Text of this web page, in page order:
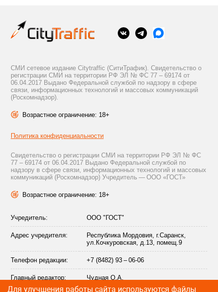
СМИ сетевое издание Citytraffic (СитиТрафик). Свидетельство о
регистрации СМИ на территории РФ ЭЛ № ФС 77 – 69174 от
06.04.2017 Выдано Федеральной службой по надзору в сфере
связи, информационных технологий и массовых коммуникаций
(Роскомнадзор).
Возрастное ограничение: 18+
Политика конфиденциальности
Свидетельство о регистрации СМИ на территории РФ ЭЛ № ФС
77 – 69174 от 06.04.2017 Выдано Федеральной службой по
надзору в сфере связи, информационных технологий и массовых
коммуникаций (Роскомнадзор) Учредитель — ООО «ГОСТ»
Возрастное ограничение: 18+
Учредитель: ООО "ГОСТ"
Адрес учредителя:
Республика Мордовия, г.Саранск,
ул.Кочкуровская, д.13, помещ.9
Телефон редакции: +7 (8482) 93 – 06-06
Главный редактор: Чудная О.А.
Для улучшения работы сайта используются файлы